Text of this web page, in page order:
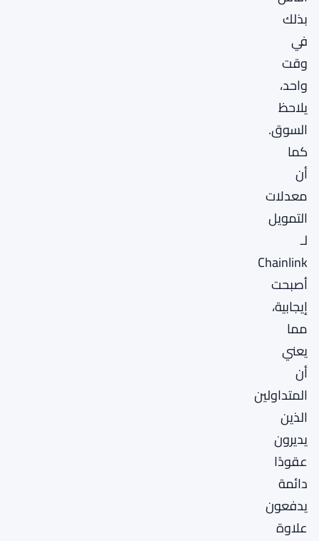
بذلك
في
وقت
واحد،
يلاحظ
السوق.
كما
أن
معدلات
التمويل
لـ
Chainlink
أصبحت
إيجابية،
مما
يعني
أن
المتداولين
الذين
يديرون
عقودًا
دائمة
يدفعون
علاوة